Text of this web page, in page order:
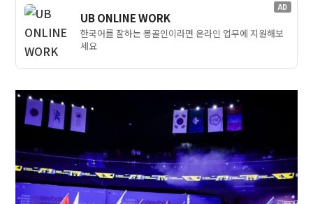
AD
UB ONLINE WORK
한국어를 잘하는 몽골인이라면 온라인 업무에 지원해보
세요